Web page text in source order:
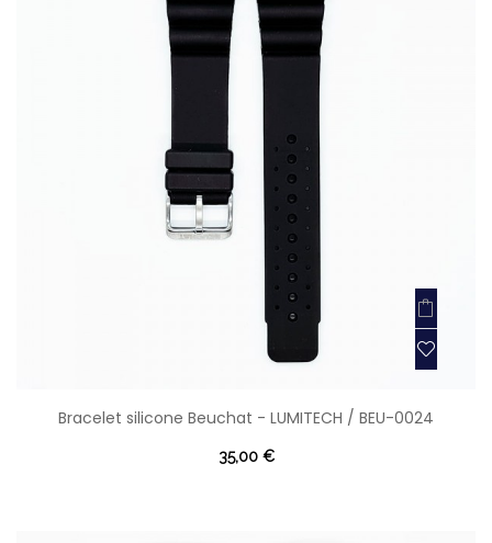
Bracelet silicone Beuchat - LUMITECH / BEU-0024
35,00 €